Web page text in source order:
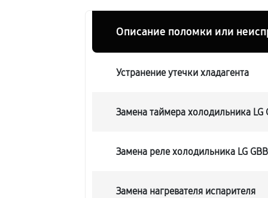
Описание поломки или
Устранение утечки хладагента
Замена таймера холодильника LG
Замена реле холодильника LG
Замена нагревателя испарителя